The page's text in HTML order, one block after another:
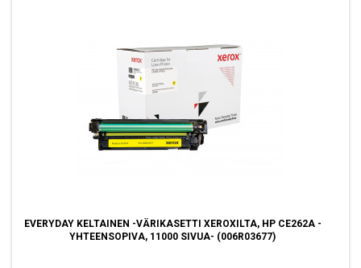
EVERYDAY KELTAINEN -VÄRIKASETTI XEROXILTA, HP CE262A -
YHTEENSOPIVA, 11000 SIVUA- (006R03677)